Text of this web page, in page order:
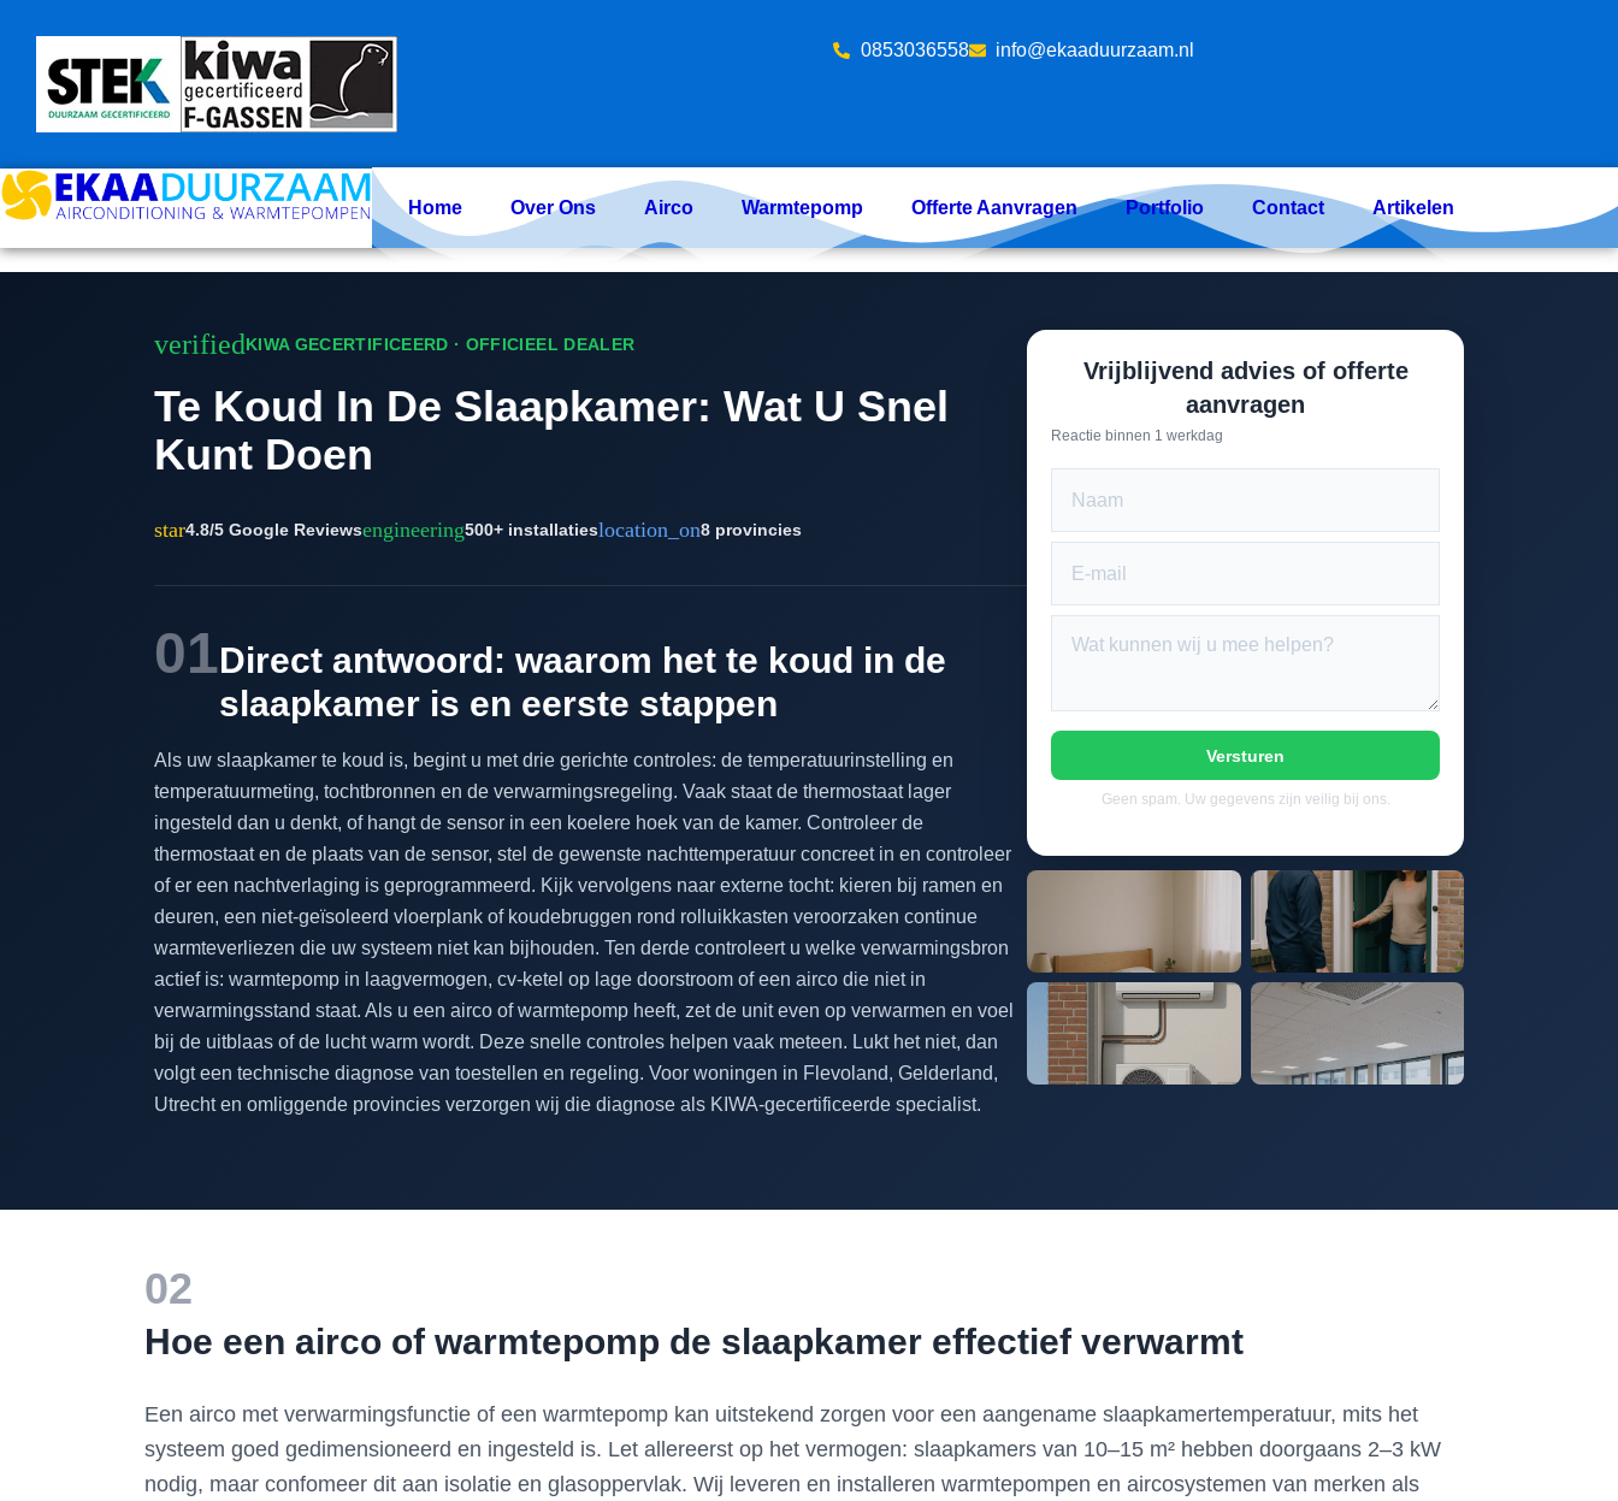
content
‪0853036558 info@ekaaduurzaam.nl
Home Over Ons Airco Warmtepomp Offerte Aanvragen Portfolio Contact Artikelen
verifiedKIWA GECERTIFICEERD · OFFICIEEL DEALER
Te Koud In De Slaapkamer: Wat U Snel
Kunt Doen
star4.8/5 Google Reviewsengineering500+ installatieslocation_on8 provincies
01Direct antwoord: waarom het te koud in de
slaapkamer is en eerste stappen
Als uw slaapkamer te koud is, begint u met drie gerichte controles: de temperatuurinstelling en
temperatuurmeting, tochtbronnen en de verwarmingsregeling. Vaak staat de thermostaat lager
ingesteld dan u denkt, of hangt de sensor in een koelere hoek van de kamer. Controleer de
thermostaat en de plaats van de sensor, stel de gewenste nachttemperatuur concreet in en controleer
of er een nachtverlaging is geprogrammeerd. Kijk vervolgens naar externe tocht: kieren bij ramen en
deuren, een niet-geïsoleerd vloerplank of koudebruggen rond rolluikkasten veroorzaken continue
warmteverliezen die uw systeem niet kan bijhouden. Ten derde controleert u welke verwarmingsbron
actief is: warmtepomp in laagvermogen, cv-ketel op lage doorstroom of een airco die niet in
verwarmingsstand staat. Als u een airco of warmtepomp heeft, zet de unit even op verwarmen en voel
bij de uitblaas of de lucht warm wordt. Deze snelle controles helpen vaak meteen. Lukt het niet, dan
volgt een technische diagnose van toestellen en regeling. Voor woningen in Flevoland, Gelderland,
Utrecht en omliggende provincies verzorgen wij die diagnose als KIWA-gecertificeerde specialist.
Vrijblijvend advies of offerte
aanvragen
Reactie binnen 1 werkdag
Versturen
Geen spam. Uw gegevens zijn veilig bij ons.
02
Hoe een airco of warmtepomp de slaapkamer effectief verwarmt
Een airco met verwarmingsfunctie of een warmtepomp kan uitstekend zorgen voor een aangename slaapkamertemperatuur, mits het
systeem goed gedimensioneerd en ingesteld is. Let allereerst op het vermogen: slaapkamers van 10–15 m² hebben doorgaans 2–3 kW
nodig, maar confomeer dit aan isolatie en glasoppervlak. Wij leveren en installeren warmtepompen en aircosystemen van merken als